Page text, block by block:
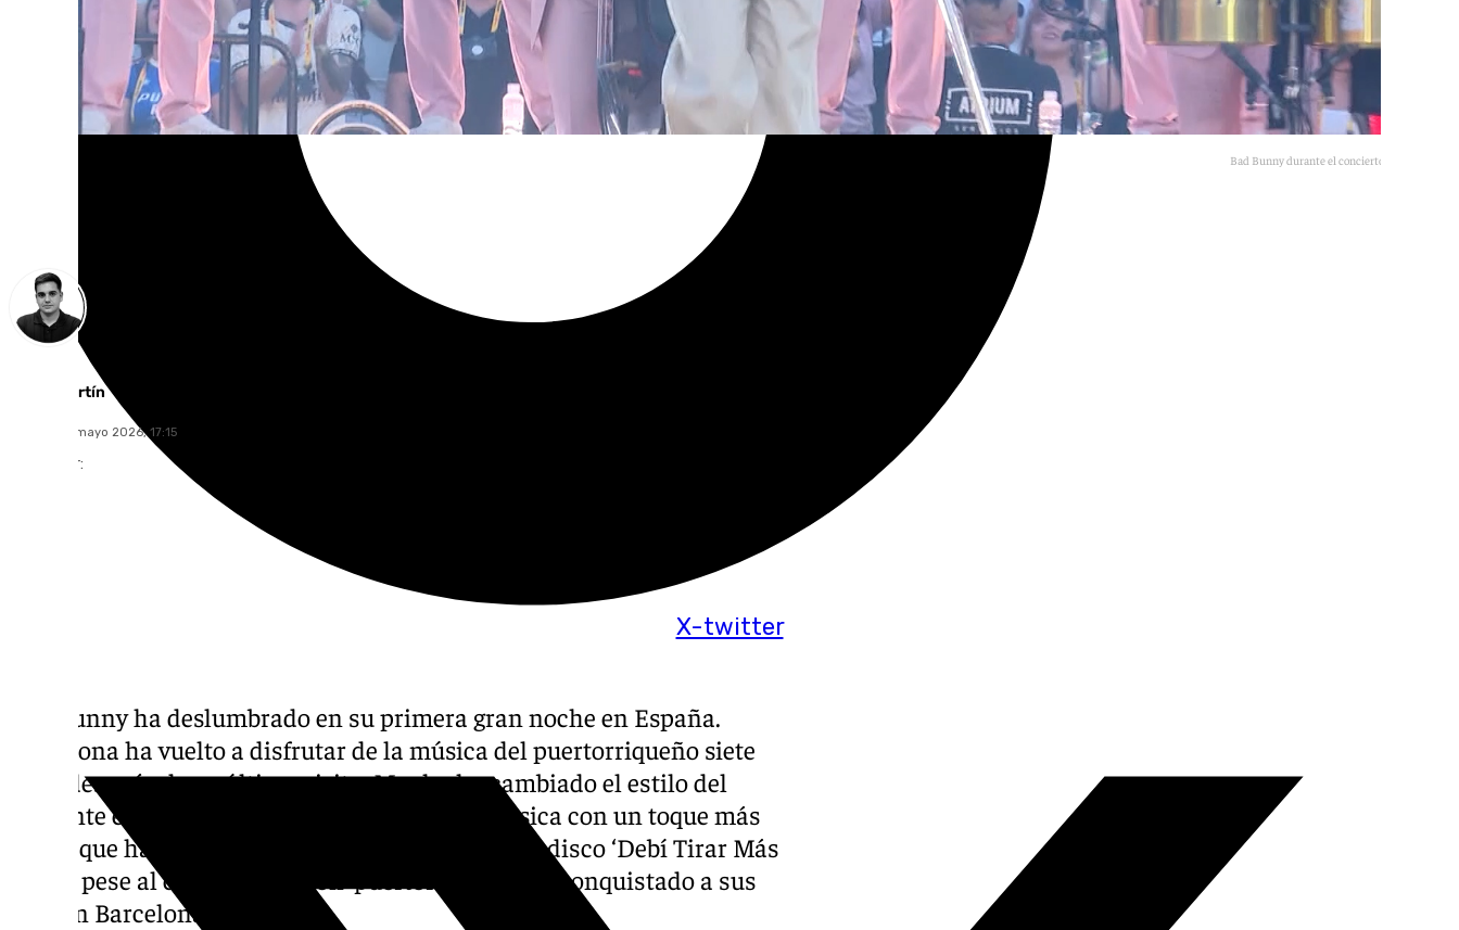
X-twitter
Bad Bunny durante el concierto en Barcelona
Jesús Martín
sábado, 23 mayo 2026, 17:15
Compartir:
Bad Bunny ha deslumbrado en su primera gran noche en España.
Barcelona ha vuelto a disfrutar de la música del puertorriqueño siete
años después de su última visita. Mucho ha cambiado el estilo del
cantante en estos siete años, del trap a una música con un toque más
latino que hace honor a sus raíces en este último disco ‘Debí Tirar Más
Fotos’, pese al cambio la ‘sazón’ puertorriqueña ha conquistado a sus
fans en Barcelona.